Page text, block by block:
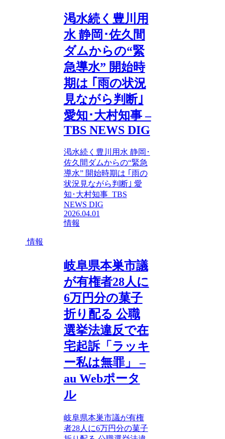
渇水続く豊川用
水 静岡･佐久間
ダムからの“緊
急導水” 開始時
期は ｢雨の状況
見ながら判断｣
愛知･大村知事 –
TBS NEWS DIG
渇水続く豊川用水 静岡･
佐久間ダムからの“緊急
導水” 開始時期は ｢雨の
状況見ながら判断｣ 愛
知･大村知事 TBS
NEWS DIG
2026.04.01
情報
情報
岐阜県本巣市議
が有権者28人に
6万円分の菓子
折り配る 公職
選挙法違反で在
宅起訴「ラッキ
ー私は無罪」 –
au Webポータ
ル
岐阜県本巣市議が有権
者28人に6万円分の菓子